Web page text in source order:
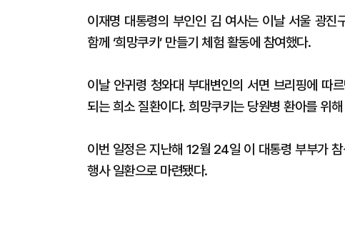
이재명 대통령의 부인인 김 여사는 이날 서울 광
함께 ‘희망쿠키’ 만들기 체험 활동에 참여했다.
이날 안귀령 청와대 부대변인의 서면 브리핑에 따
되는 희소 질환이다. 희망쿠키는 당원병 환아를 위
이번 일정은 지난해 12월 24일 이 대통령 부부가
행사 일환으로 마련됐다.